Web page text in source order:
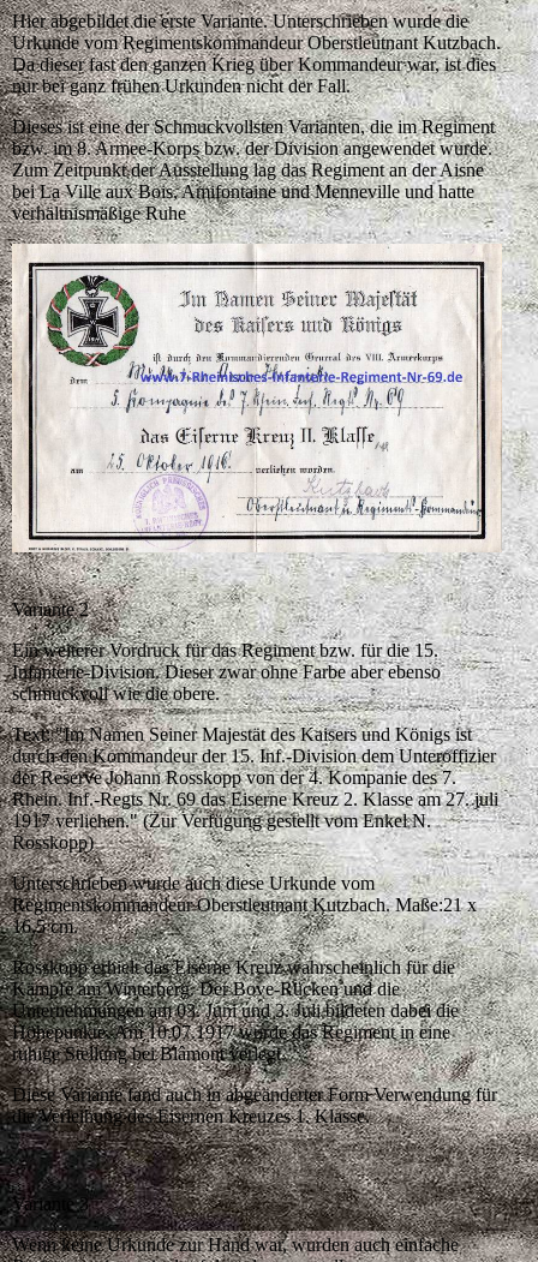
Hier abgebildet die erste Variante. Unterschrieben wurde die
Urkunde vom Regimentskommandeur Oberstleutnant Kutzbach.
Da dieser fast den ganzen Krieg über Kommandeur war, ist dies
nur bei ganz frühen Urkunden nicht der Fall.
Dieses ist eine der Schmuckvollsten Varianten, die im Regiment
bzw. im 8. Armee-Korps bzw. der Division angewendet wurde.
Zum Zeitpunkt der Ausstellung lag das Regiment an der Aisne
bei La Ville aux Bois, Amifontaine und Menneville und hatte
verhältnismäßige Ruhe
Variante 2
Ein weiterer Vordruck für das Regiment bzw. für die 15.
Infanterie-Division. Dieser zwar ohne Farbe aber ebenso
schmuckvoll wie die obere.
Text: "Im Namen Seiner Majestät des Kaisers und Königs ist
durch den Kommandeur der 15. Inf.-Division dem Unteroffizier
der Reserve Johann Rosskopp von der 4. Kompanie des 7.
Rhein. Inf.-Regts Nr. 69 das Eiserne Kreuz 2. Klasse am 27. juli
1917 verliehen." (Zur Verfügung gestellt vom Enkel N.
Rosskopp)
Unterschrieben wurde auch diese Urkunde vom
Regimentskommandeur Oberstleutnant Kutzbach. Maße:21 x
16,5 cm.
Rosskopp erhielt das Eiserne Kreuz wahrscheinlich für die
Kämpfe am Winterberg. Der Bove-Rücken und die
Unternehmungen am 03. Juni und 3. Juli bildeten dabei die
Höhepunkte. Am 10.07.1917 wurde das Regiment in eine
ruhige Stellung bei Blâmont verlegt.
Diese Variante fand auch in abgeänderter Form Verwendung für
die Verleihung des Eisernen Kreuzes 1. Klasse.
Variante 3
Wenn keine Urkunde zur Hand war, wurden auch einfache